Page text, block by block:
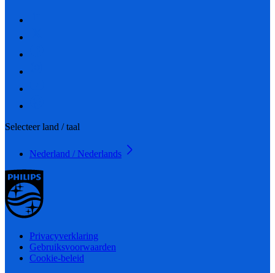
Selecteer land / taal
Nederland / Nederlands
Privacyverklaring
Gebruiksvoorwaarden
Cookie-beleid